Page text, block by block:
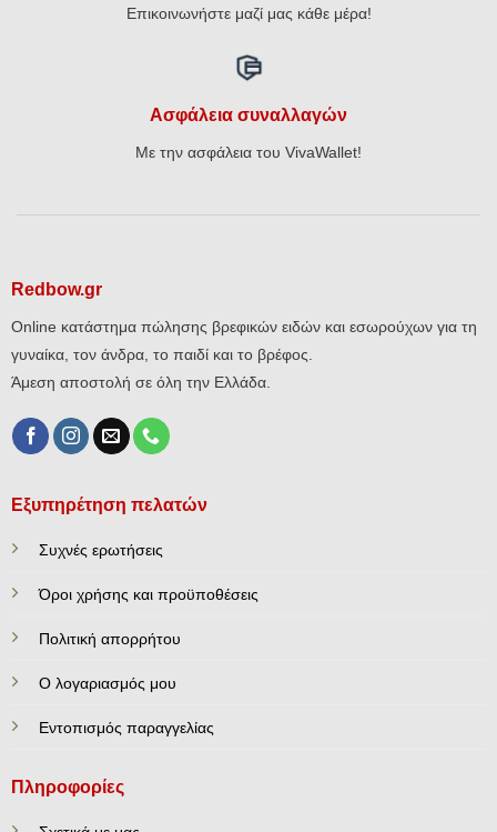
Επικοινωνήστε μαζί μας κάθε μέρα!
Ασφάλεια συναλλαγών
Με την ασφάλεια του VivaWallet!
Redbow.gr
Online κατάστημα πώλησης βρεφικών ειδών και εσωρούχων για τη
γυναίκα, τον άνδρα, το παιδί και το βρέφος.
Άμεση αποστολή σε όλη την Ελλάδα.
Εξυπηρέτηση πελατών
Συχνές ερωτήσεις
Όροι χρήσης και προϋποθέσεις
Πολιτική απορρήτου
Ο λογαριασμός μου
Εντοπισμός παραγγελίας
Πληροφορίες